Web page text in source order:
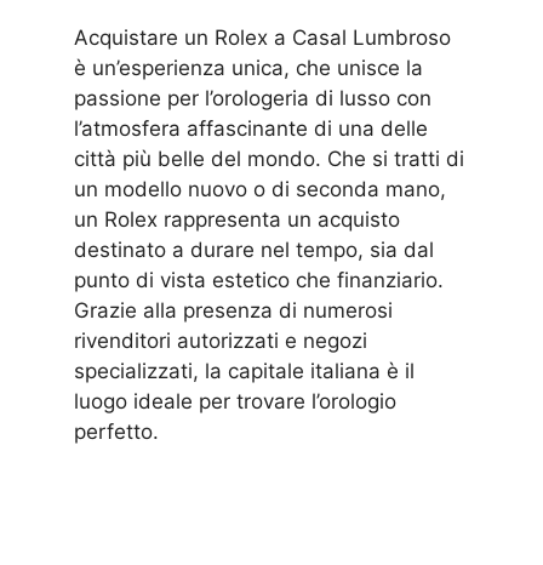
Acquistare un Rolex a Casal Lumbroso
è un’esperienza unica, che unisce la
passione per l’orologeria di lusso con
l’atmosfera affascinante di una delle
città più belle del mondo. Che si tratti di
un modello nuovo o di seconda mano,
un Rolex rappresenta un acquisto
destinato a durare nel tempo, sia dal
punto di vista estetico che finanziario.
Grazie alla presenza di numerosi
rivenditori autorizzati e negozi
specializzati, la capitale italiana è il
luogo ideale per trovare l’orologio
perfetto.